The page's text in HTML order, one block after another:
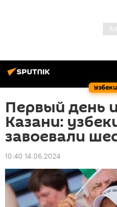
Первый день
Казани:
завоевали
10:40 14.06.2024